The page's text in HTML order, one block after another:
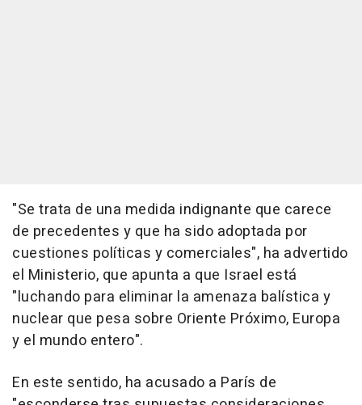
"Se trata de una medida indignante que carece
de precedentes y que ha sido adoptada por
cuestiones políticas y comerciales", ha advertido
el Ministerio, que apunta a que Israel está
"luchando para eliminar la amenaza balística y
nuclear que pesa sobre Oriente Próximo, Europa
y el mundo entero".
En este sentido, ha acusado a París de